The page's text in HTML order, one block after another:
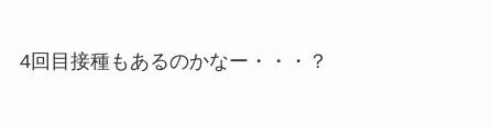
4回目接種もあるのかなー・・・？